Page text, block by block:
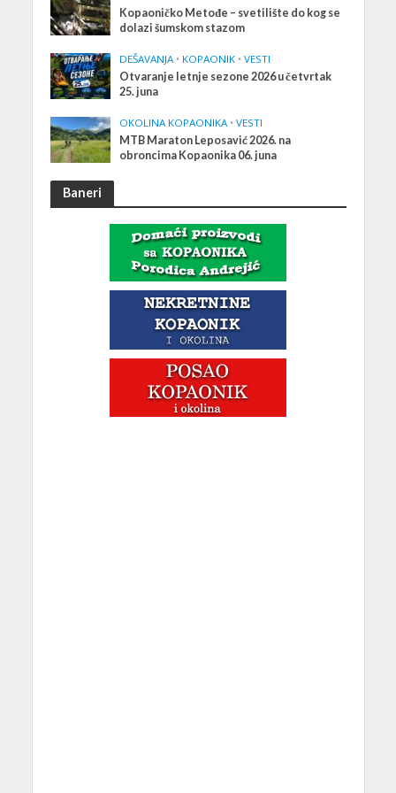
Kopaoničko Metođe – svetilište do kog se
dolazi šumskom stazom
DEŠAVANJA • KOPAONIK • VESTI
Otvaranje letnje sezone 2026 u četvrtak
25. juna
OKOLINA KOPAONIKA • VESTI
MTB Maraton Leposavić 2026. na
obroncima Kopaonika 06. juna
Baneri